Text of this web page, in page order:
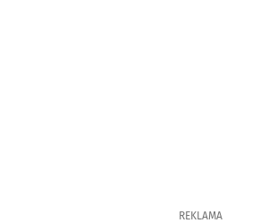
REKLAMA